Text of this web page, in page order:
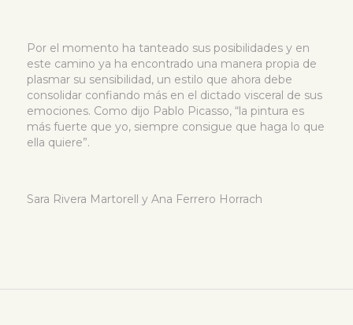
Por el momento ha tanteado sus posibilidades y en
este camino ya ha encontrado una manera propia de
plasmar su sensibilidad, un estilo que ahora debe
consolidar confiando más en el dictado visceral de sus
emociones. Como dijo Pablo Picasso, “la pintura es
más fuerte que yo, siempre consigue que haga lo que
ella quiere”.
Sara Rivera Martorell y Ana Ferrero Horrach